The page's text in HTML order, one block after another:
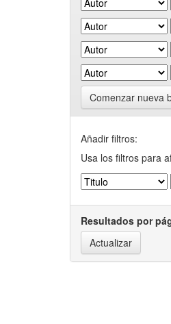
Comenzar nueva
Añadir filtros:
Usa los filtros para
Resultados por